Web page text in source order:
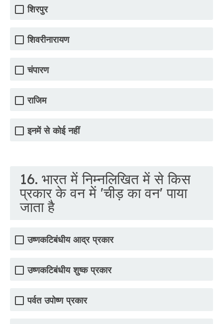
शिरपुर
शिवरीनारायण
चंपारण
राजिम
इनमें से कोई नहीं
16. भारत में निम्नलिखित में से किस
प्रकार के वन में 'चीड़ का वन' पाया
जाता है
उष्णकटिबंधीय आद्र प्रकार
उष्णकटिबंधीय शुष्क प्रकार
पर्वत उपोष्ण प्रकार